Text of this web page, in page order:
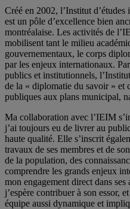
Créé en 2002, l’Institut
est un pôle d’excellence bien
montréalaise. Les activités de
mobilisent tant le milieu
gouvernementaux, le corps
par les enjeux internationaux.
publics et institutionnels,
de la « diplomatie du savoir » et
publiques aux plans municipal,
Ma collaboration avec l’IEIM
j’ai toujours eu de livrer au
haute qualité. Elle s’inscrit
travaux de ses membres et de
de la population, des
comprendre les grands enjeux
mon engagement direct dans
j’espère contribuer à son essor,
équipe aussi dynamique et